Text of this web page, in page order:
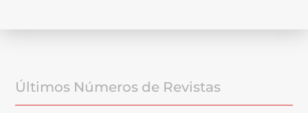
Últimos Números de Revistas